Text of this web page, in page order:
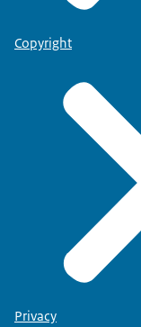
Copyright
Privacy